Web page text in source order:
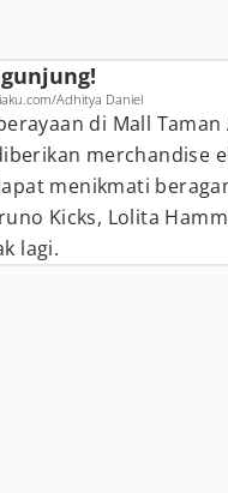
Adhitya Daniel
di Mall Taman
merchandise
menikmati
Kicks, Lolita
lagi.